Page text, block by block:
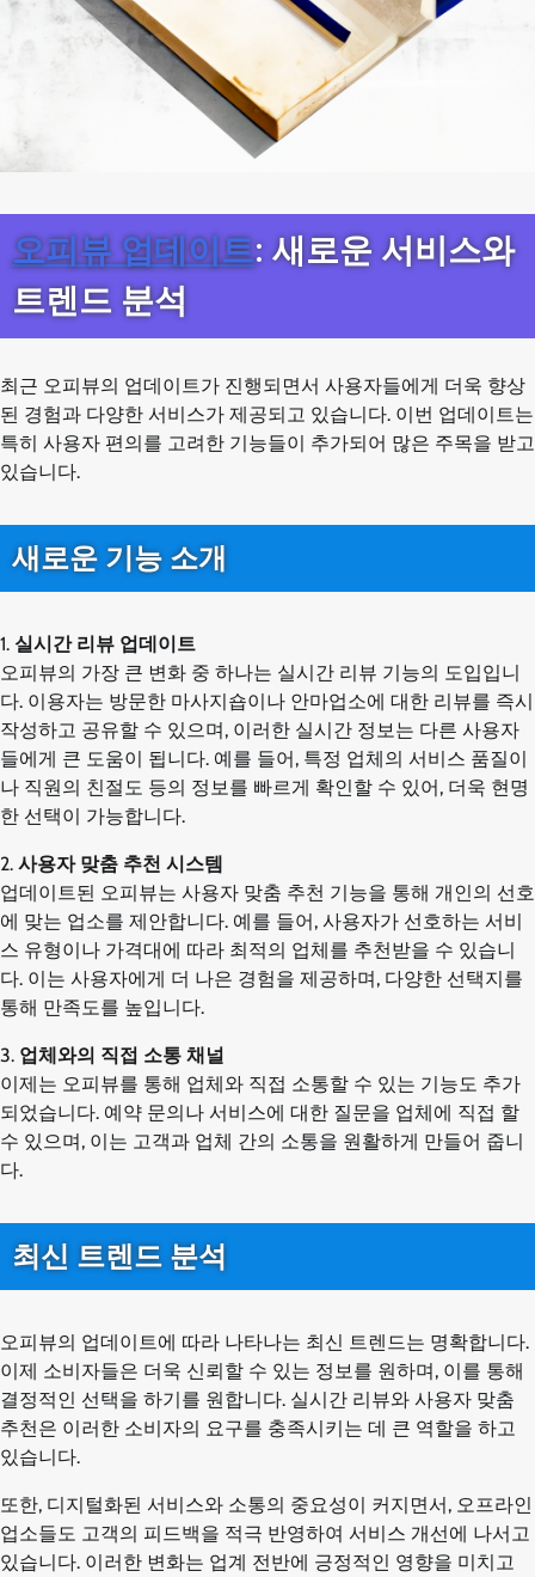
오피뷰 업데이트: 새로운 서비스와
트렌드 분석
최근 오피뷰의 업데이트가 진행되면서 사용자들에게 더욱 향상
된 경험과 다양한 서비스가 제공되고 있습니다. 이번 업데이트는
특히 사용자 편의를 고려한 기능들이 추가되어 많은 주목을 받고
있습니다.
새로운 기능 소개
1. 실시간 리뷰 업데이트
오피뷰의 가장 큰 변화 중 하나는 실시간 리뷰 기능의 도입입니
다. 이용자는 방문한 마사지숍이나 안마업소에 대한 리뷰를 즉시
작성하고 공유할 수 있으며, 이러한 실시간 정보는 다른 사용자
들에게 큰 도움이 됩니다. 예를 들어, 특정 업체의 서비스 품질이
나 직원의 친절도 등의 정보를 빠르게 확인할 수 있어, 더욱 현명
한 선택이 가능합니다.
2. 사용자 맞춤 추천 시스템
업데이트된 오피뷰는 사용자 맞춤 추천 기능을 통해 개인의 선호
에 맞는 업소를 제안합니다. 예를 들어, 사용자가 선호하는 서비
스 유형이나 가격대에 따라 최적의 업체를 추천받을 수 있습니
다. 이는 사용자에게 더 나은 경험을 제공하며, 다양한 선택지를
통해 만족도를 높입니다.
3. 업체와의 직접 소통 채널
이제는 오피뷰를 통해 업체와 직접 소통할 수 있는 기능도 추가
되었습니다. 예약 문의나 서비스에 대한 질문을 업체에 직접 할
수 있으며, 이는 고객과 업체 간의 소통을 원활하게 만들어 줍니
다.
최신 트렌드 분석
오피뷰의 업데이트에 따라 나타나는 최신 트렌드는 명확합니다.
이제 소비자들은 더욱 신뢰할 수 있는 정보를 원하며, 이를 통해
결정적인 선택을 하기를 원합니다. 실시간 리뷰와 사용자 맞춤
추천은 이러한 소비자의 요구를 충족시키는 데 큰 역할을 하고
있습니다.
또한, 디지털화된 서비스와 소통의 중요성이 커지면서, 오프라인
업소들도 고객의 피드백을 적극 반영하여 서비스 개선에 나서고
있습니다. 이러한 변화는 업계 전반에 긍정적인 영향을 미치고